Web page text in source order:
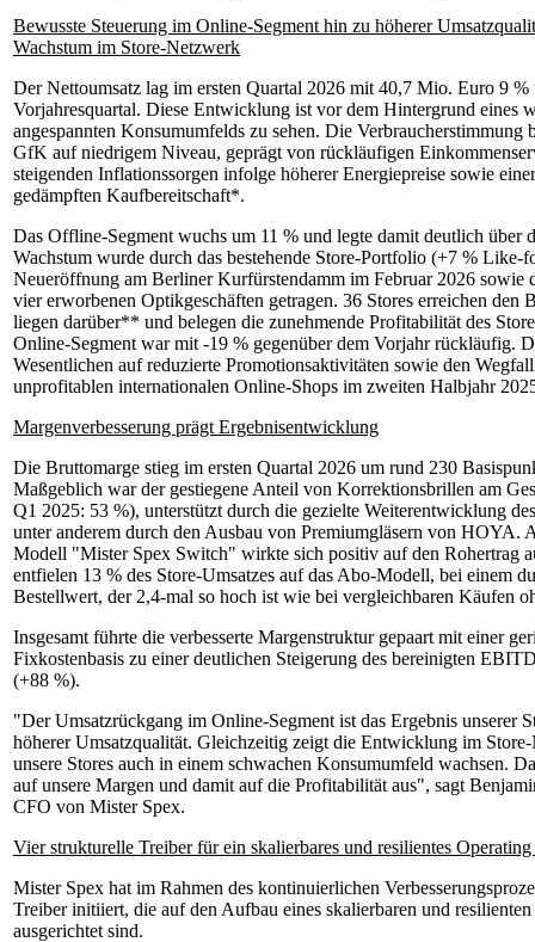
Bewusste Steuerung im Online-Segment hin zu höherer
Wachstum im Store-Netzwerk
Der Nettoumsatz lag im ersten Quartal 2026 mit 40,7 Mio. Euro 9 %
Vorjahresquartal. Diese Entwicklung ist vor dem Hintergrund eines
angespannten Konsumumfelds zu sehen. Die Verbraucherstimmung
GfK auf niedrigem Niveau, geprägt von rückläufigen
steigenden Inflationssorgen infolge höherer Energiepreise sowie
gedämpften Kaufbereitschaft*.
Das Offline-Segment wuchs um 11 % und legte damit deutlich über
Wachstum wurde durch das bestehende Store-Portfolio (+7 % Like-
Neueröffnung am Berliner Kurfürstendamm im Februar 2026 sowie
vier erworbenen Optikgeschäften getragen. 36 Stores erreichen den
liegen darüber** und belegen die zunehmende Profitabilität des
Online-Segment war mit -19 % gegenüber dem Vorjahr rückläufig.
Wesentlichen auf reduzierte Promotionsaktivitäten sowie den
unprofitablen internationalen Online-Shops im zweiten Halbjahr
Margenverbesserung prägt Ergebnisentwicklung
Die Bruttomarge stieg im ersten Quartal 2026 um rund 230
Maßgeblich war der gestiegene Anteil von Korrektionsbrillen am
Q1 2025: 53 %), unterstützt durch die gezielte Weiterentwicklung
unter anderem durch den Ausbau von Premiumgläsern von HOYA.
Modell "Mister Spex Switch" wirkte sich positiv auf den Rohertrag
entfielen 13 % des Store-Umsatzes auf das Abo-Modell, bei einem
Bestellwert, der 2,4-mal so hoch ist wie bei vergleichbaren Käufen
Insgesamt führte die verbesserte Margenstruktur gepaart mit einer
Fixkostenbasis zu einer deutlichen Steigerung des bereinigten
(+88 %).
"Der Umsatzrückgang im Online-Segment ist das Ergebnis unserer
höherer Umsatzqualität. Gleichzeitig zeigt die Entwicklung im
unsere Stores auch in einem schwachen Konsumumfeld wachsen.
auf unsere Margen und damit auf die Profitabilität aus", sagt
CFO von Mister Spex.
Vier strukturelle Treiber für ein skalierbares und resilientes
Mister Spex hat im Rahmen des kontinuierlichen
Treiber initiiert, die auf den Aufbau eines skalierbaren und
ausgerichtet sind.